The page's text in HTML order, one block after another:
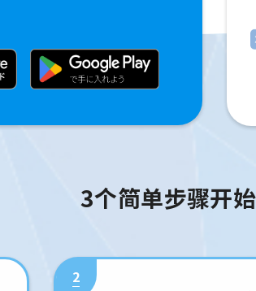
3个简单步骤开
2